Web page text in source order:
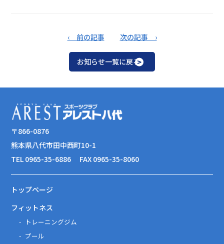
‹ 前の記事 次の記事 ›
お知らせ一覧に戻る
〒866-0876
熊本県八代市田中西町10-1
TEL 0965-35-6886
FAX 0965-35-8060
トップページ
フィットネス
トレーニングジム
プール